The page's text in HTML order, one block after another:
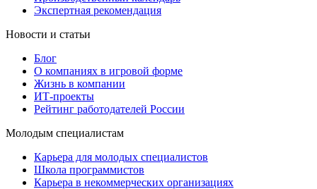
Экспертная рекомендация
Новости и статьи
Блог
О компаниях в игровой форме
Жизнь в компании
ИТ-проекты
Рейтинг работодателей России
Молодым специалистам
Карьера для молодых специалистов
Школа программистов
Карьера в некоммерческих организациях